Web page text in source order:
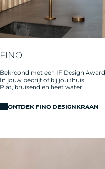
FINO
Bekroond met een IF Design Award
In jouw bedrijf of bij jou thuis
Plat, bruisend en heet water
ONTDEK FINO DESIGNKRAAN